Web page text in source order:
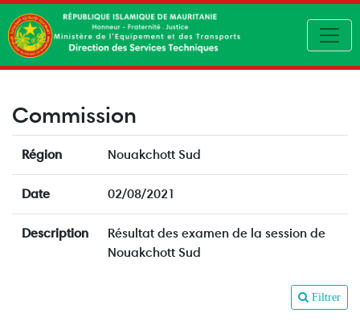
Commission
Région Nouakchott Sud
Date 02/08/2021
Description
Résultat des examen de la session de
Nouakchott Sud
Filtrer